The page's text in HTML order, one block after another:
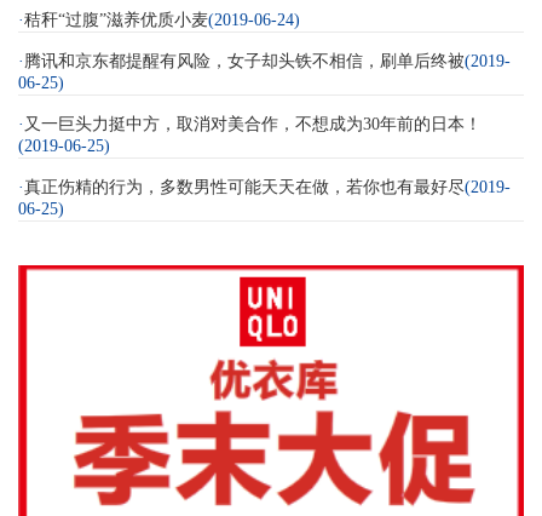
·秸秆“过腹”滋养优质小麦(2019-06-24)
· 腾讯和京东都提醒有风险，女子却头铁不相信，刷单后终被(2019-
06-25)
· 又一巨头力挺中方，取消对美合作，不想成为30年前的日本！
(2019-06-25)
·真正伤精的行为，多数男性可能天天在做，若你也有最好尽(2019-
06-25)